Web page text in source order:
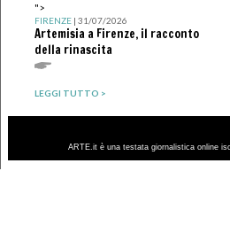
">
FIRENZE| 31/07/2026
Artemisia a Firenze, il racconto
della rinascita
LEGGI TUTTO >
ARTE.it è una testata giornalistica online